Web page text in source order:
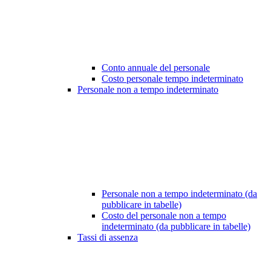
Conto annuale del personale
Costo personale tempo indeterminato
Personale non a tempo indeterminato
Personale non a tempo indeterminato (da
pubblicare in tabelle)
Costo del personale non a tempo
indeterminato (da pubblicare in tabelle)
Tassi di assenza